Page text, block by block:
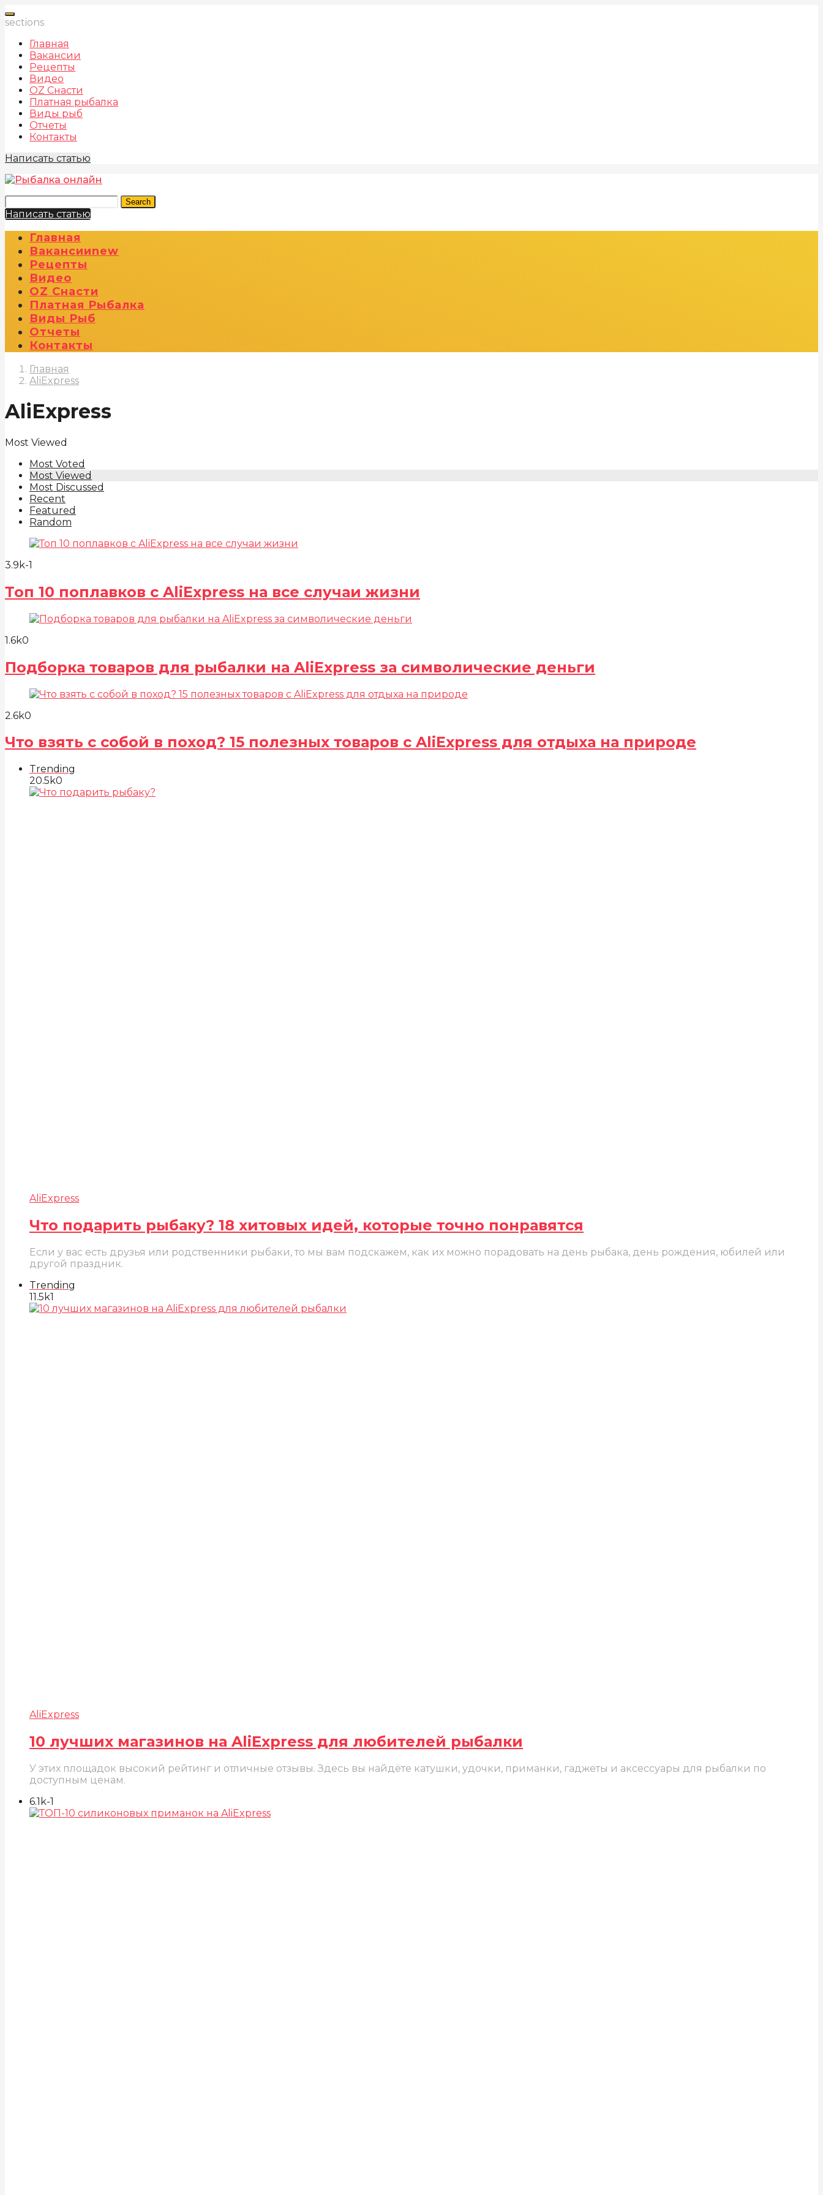
sections
Главная
Вакансии
Рецепты
Видео
OZ Снасти
Платная рыбалка
Виды рыб
Отчеты
Контакты
Написать статью
Search
Написать статью
Главная
ВакансииNew
Рецепты
Видео
OZ Снасти
Платная Рыбалка
Виды Рыб
Отчеты
Контакты
Главная
AliExpress
AliExpress
Most Viewed
Most Voted
Most Viewed
Most Discussed
Recent
Featured
Random
3.9k-1
Топ 10 поплавков с AliExpress на все случаи жизни
1.6k0
Подборка товаров для рыбалки на AliExpress за символические деньги
2.6k0
Что взять с собой в поход? 15 полезных товаров c AliExpress для отдыха на природе
Trending
20.5k0
AliExpress
Что подарить рыбаку? 18 хитовых идей, которые точно понравятся
Если у вас есть друзья или родственники рыбаки, то мы вам подскажем, как их можно порадовать на день рыбака, день рождения, юбилей или
другой праздник.
Trending
11.5k1
AliExpress
10 лучших магазинов на AliExpress для любителей рыбалки
У этих площадок высокий рейтинг и отличные отзывы. Здесь вы найдёте катушки, удочки, приманки, гаджеты и аксессуары для рыбалки по
доступным ценам.
6.1k-1